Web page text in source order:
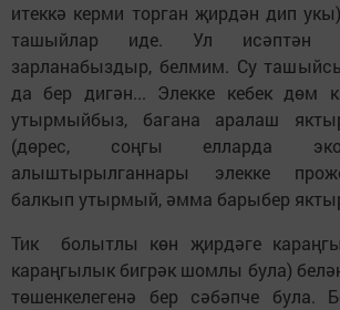
итеккә керми торган җирдән дип
ташыйлар иде. Ул исәптән
зарланабыздыр, белмим. Су
да бер дигән... Элекке кебек дөм
утырмыйбыз, багана аралаш
(дөрес, соңгы елларда
алыштырылганнары элекке
балкып утырмый, әмма барыбер
Тик болытлы көн җирдәге
караңгылык бигрәк шомлы була)
төшенкелегенә бер сәбәпче була.